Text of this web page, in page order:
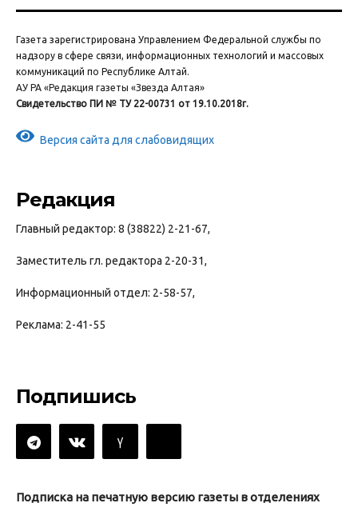
Газета зарегистрирована Управлением Федеральной службы по
надзору в сфере связи, информационных технологий и массовых
коммуникаций по Республике Алтай.
АУ РА «Редакция газеты «Звезда Алтая»
Свидетельство ПИ № ТУ 22-00731 от 19.10.2018г.
Версия сайта для слабовидящих
Редакция
Главный редактор: 8 (38822) 2-21-67,
Заместитель гл. редактора 2-20-31,
Информационный отдел: 2-58-57,
Реклама: 2-41-55
Подпишись
Подписка на печатную версию газеты в отделениях